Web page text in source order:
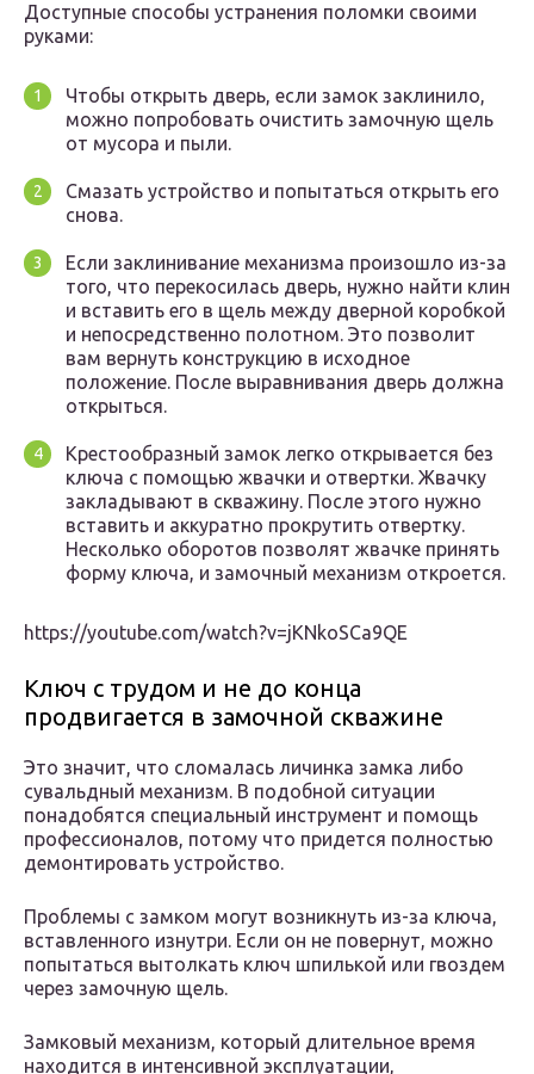
Доступные способы устранения поломки своими
руками:
Чтобы открыть дверь, если замок заклинило,
можно попробовать очистить замочную щель
от мусора и пыли.
Смазать устройство и попытаться открыть его
снова.
Если заклинивание механизма произошло из-за
того, что перекосилась дверь, нужно найти клин
и вставить его в щель между дверной коробкой
и непосредственно полотном. Это позволит
вам вернуть конструкцию в исходное
положение. После выравнивания дверь должна
открыться.
Крестообразный замок легко открывается без
ключа с помощью жвачки и отвертки. Жвачку
закладывают в скважину. После этого нужно
вставить и аккуратно прокрутить отвертку.
Несколько оборотов позволят жвачке принять
форму ключа, и замочный механизм откроется.
https://youtube.com/watch?v=jKNkoSCa9QE
Ключ с трудом и не до конца
продвигается в замочной скважине
Это значит, что сломалась личинка замка либо
сувальдный механизм. В подобной ситуации
понадобятся специальный инструмент и помощь
профессионалов, потому что придется полностью
демонтировать устройство.
Проблемы с замком могут возникнуть из-за ключа,
вставленного изнутри. Если он не повернут, можно
попытаться вытолкать ключ шпилькой или гвоздем
через замочную щель.
Замковый механизм, который длительное время
находится в интенсивной эксплуатации,